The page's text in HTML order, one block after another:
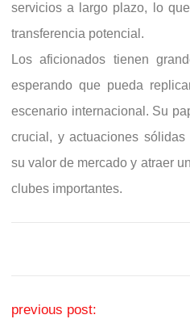
servicios a largo plazo, lo
transferencia potencial.
Los aficionados tienen
esperando que pueda
escenario internacional. Su
crucial, y actuaciones
su valor de mercado y atraer
clubes importantes.
Post navigation
previous post: